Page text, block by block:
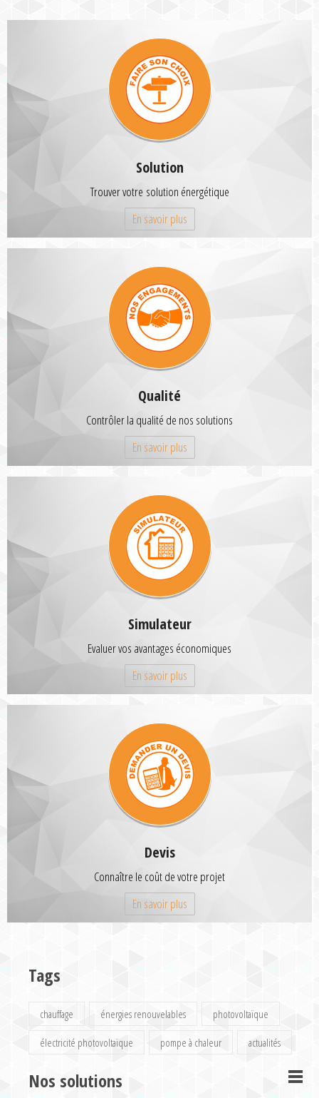
Solution
Trouver votre solution énergétique
En savoir plus
Qualité
Contrôler la qualité de nos solutions
En savoir plus
Simulateur
Evaluer vos avantages économiques
En savoir plus
Devis
Connaître le coût de votre projet
En savoir plus
Tags
chauffage énergies renouvelables
photovoltaïque
électricité photovoltaïque
pompe à chaleur actualités
Nos solutions